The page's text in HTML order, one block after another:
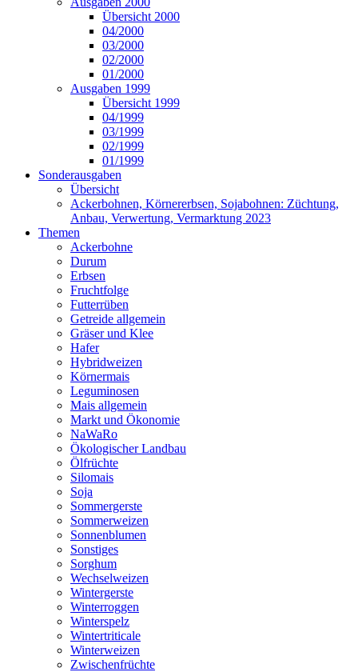
Übersicht 2000
04/2000
03/2000
02/2000
01/2000
Ausgaben 1999
Übersicht 1999
04/1999
03/1999
02/1999
01/1999
Sonderausgaben
Übersicht
Ackerbohnen, Körnererbsen, Sojabohnen: Züchtung,
Anbau, Verwertung, Vermarktung 2023
Themen
Ackerbohne
Durum
Erbsen
Fruchtfolge
Futterrüben
Getreide allgemein
Gräser und Klee
Hafer
Hybridweizen
Körnermais
Leguminosen
Mais allgemein
Markt und Ökonomie
NaWaRo
Ökologischer Landbau
Ölfrüchte
Silomais
Soja
Sommergerste
Sommerweizen
Sonnenblumen
Sonstiges
Sorghum
Wechselweizen
Wintergerste
Winterroggen
Winterspelz
Wintertriticale
Winterweizen
Zwischenfrüchte